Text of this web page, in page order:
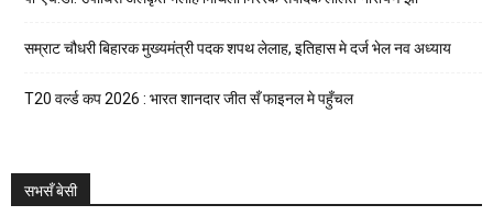
सम्राट चौधरी बिहारक मुख्यमंत्री पदक शपथ लेलाह, इतिहास मे दर्ज भेल नव अध्याय
T20 वर्ल्ड कप 2026 : भारत शानदार जीत सँ फाइनल मे पहुँचल
सभसँ बेसी